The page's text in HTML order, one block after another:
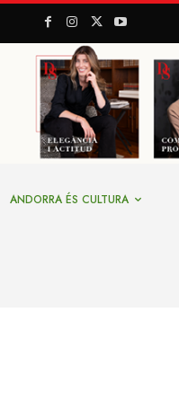
ANDORRA ÉS CULTURA